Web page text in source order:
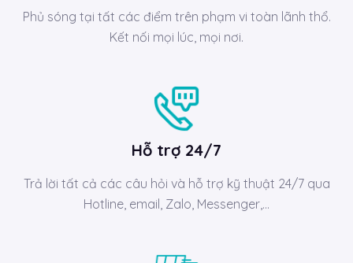
Phủ sóng tại tất các điểm trên phạm vi toàn lãnh thổ.
Kết nối mọi lúc, mọi nơi.
Hỗ trợ 24/7
Trả lời tất cả các câu hỏi và hỗ trợ kỹ thuật 24/7 qua
Hotline, email, Zalo, Messenger,…